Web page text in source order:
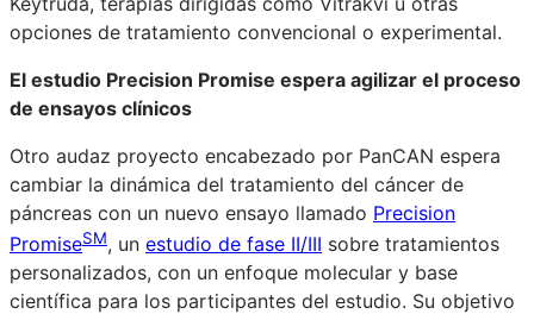
opciones de tratamiento convencional o experimental.
El estudio Precision Promise espera agilizar el proceso
de ensayos clínicos
Otro audaz proyecto encabezado por PanCAN espera
cambiar la dinámica del tratamiento del cáncer de
páncreas con un nuevo ensayo llamado Precision
PromiseSM, un estudio de fase II/III sobre tratamientos
personalizados, con un enfoque molecular y base
científica para los participantes del estudio. Su objetivo